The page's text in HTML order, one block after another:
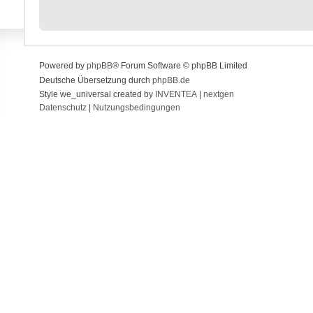
Powered by phpBB® Forum Software © phpBB Limited
Deutsche Übersetzung durch phpBB.de
Style we_universal created by INVENTEA| nextgen
Datenschutz| Nutzungsbedingungen